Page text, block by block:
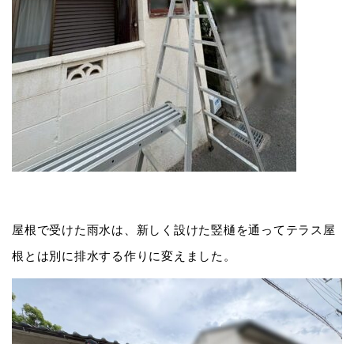
屋根で受けた雨水は、新しく設けた竪樋を通ってテラス屋
根とは別に排水する作りに変えました。